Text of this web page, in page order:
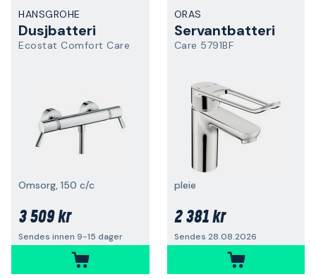
HANSGROHE
Dusjbatteri
Ecostat Comfort Care
Omsorg, 150 c/c
3 509 kr
Sendes innen 9-15 dager
ORAS
Servantbatteri
Care 5791BF
pleie
2 381 kr
Sendes 28.08.2026